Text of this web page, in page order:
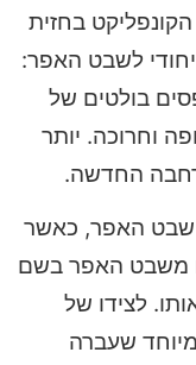
בחזית
לשבט האפר:
בולטים של
וחרוכה. יותר
החדשה.
שבט האפר, כאשר
משבט האפר בשם
לצידו של
שעברה